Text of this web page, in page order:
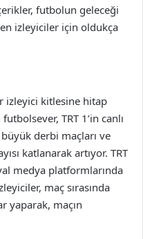
futbolun geleceği
izleyiciler için oldukça
izleyici kitlesine hitap
TRT 1’in canlı
derbi maçları ve
katlanarak artıyor. TRT
medya platformlarında
maç sırasında
yaparak, maçın